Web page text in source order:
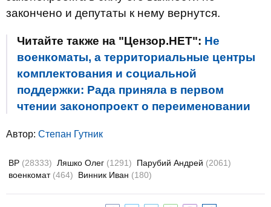
закончено и депутаты к нему вернутся.
Читайте также на "Цензор.НЕТ": Не
военкоматы, а территориальные центры
комплектования и социальной
поддержки: Рада приняла в первом
чтении законопроект о переименовании
Автор: Степан Гутник
ВР (28333) Ляшко Олег (1291) Парубий Андрей (2061)
военкомат (464) Винник Иван (180)